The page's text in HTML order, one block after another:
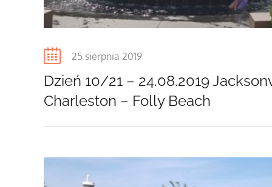
Posted
25 sierpnia 2019
Dzień 10/21 – 24.08.2019
Charleston – Folly Beach